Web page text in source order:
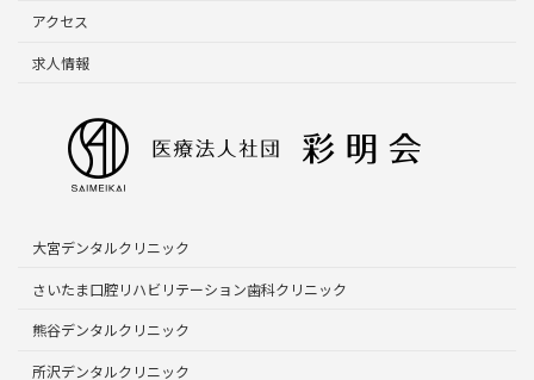
アクセス
求人情報
大宮デンタルクリニック
さいたま口腔リハビリテーション歯科クリニック
熊谷デンタルクリニック
所沢デンタルクリニック